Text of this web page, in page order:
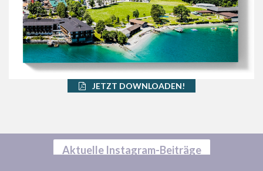
JETZT DOWNLOADEN!
Aktuelle Instagram-Beiträge